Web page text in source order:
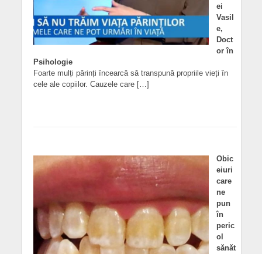
ei
Vasil
e,
Doct
or în
Psihologie
Foarte mulți părinți încearcă să transpună propriile vieți în
cele ale copiilor. Cauzele care […]
Obic
eiuri
care
ne
pun
în
peric
ol
sănăt